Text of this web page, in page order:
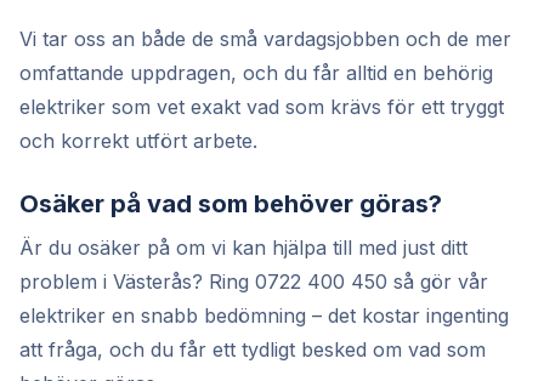
Vi tar oss an både de små vardagsjobben och de mer
omfattande uppdragen, och du får alltid en behörig
elektriker som vet exakt vad som krävs för ett tryggt
och korrekt utfört arbete.
Osäker på vad som behöver göras?
Är du osäker på om vi kan hjälpa till med just ditt
problem i Västerås? Ring 0722 400 450 så gör vår
elektriker en snabb bedömning – det kostar ingenting
att fråga, och du får ett tydligt besked om vad som